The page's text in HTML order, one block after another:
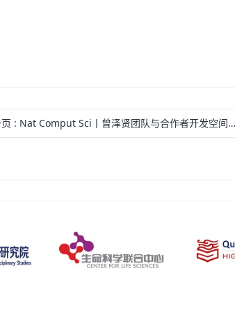
: Nat Comput Sci丨曾泽贤团队与合作者开发空间转录组细胞分割模型 DISSECT，重建空间单细胞转录组